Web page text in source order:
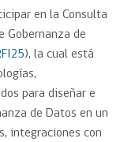
en la Consulta
Gobernanza de
), la cual está
para diseñar e
de Datos en un
integraciones con